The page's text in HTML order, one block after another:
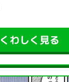
くわしく見る